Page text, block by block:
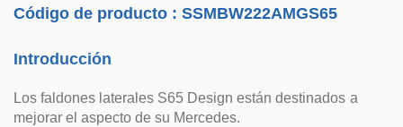
Código de producto :SSMBW222AMGS65
Introducción
Los faldones laterales S65 Design están destinados a
mejorar el aspecto de su Mercedes.